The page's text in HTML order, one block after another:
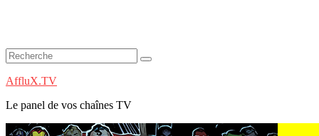
AffluX.TV
Le panel de vos chaînes TV